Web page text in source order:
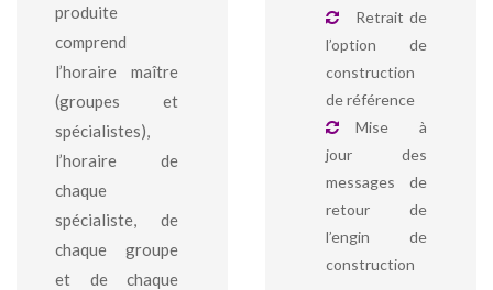
produite
comprend
l’horaire maître
(groupes et
spécialistes),
l’horaire de
chaque
spécialiste, de
chaque groupe
et de chaque
Retrait de
l’option de
construction
de référence
Mise à
jour des
messages de
retour de
l’engin de
construction